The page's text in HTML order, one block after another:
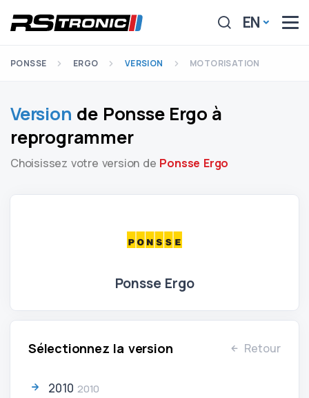
EN
PONSSE ERGO VERSION MOTORISATION
Version de Ponsse Ergo à
reprogrammer
Choisissez votre version de Ponsse Ergo
Ponsse Ergo
Sélectionnez la version Retour
2010 2010